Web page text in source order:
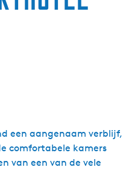
een aangenaam verblijf,
comfortabele kamers
van een van de vele